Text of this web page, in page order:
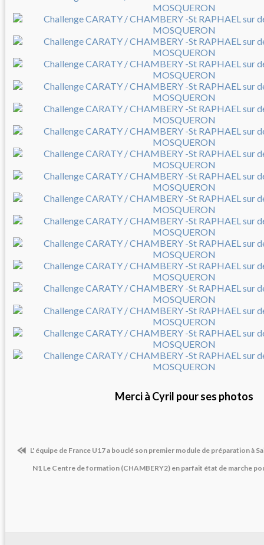
Merci à Cyril pour ses photos
L' équipe de France U17 a bouclé son premier module de préparation à
N1 Le Centre de formation (CHAMBERY2) en parfait état de marche